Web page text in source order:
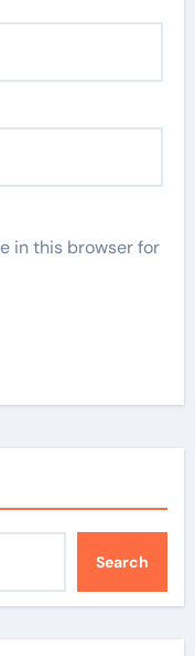
in this browser for
Search